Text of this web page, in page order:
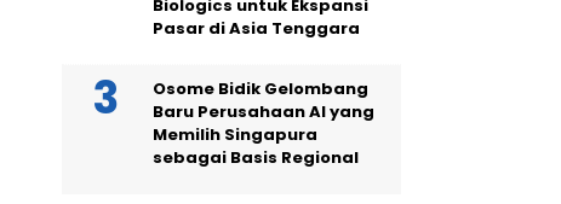
Biologics untuk Ekspansi
Pasar di Asia Tenggara
Osome Bidik Gelombang
Baru Perusahaan AI yang
Memilih Singapura
sebagai Basis Regional